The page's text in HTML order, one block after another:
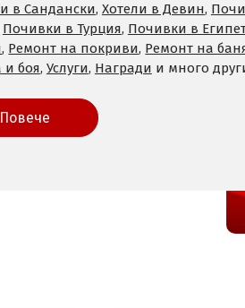
в Сандански, Хотели в Девин,
Почивки в Турция, Почивки в
, Ремонт на покриви, Ремонт на
боя, Услуги, Награди и много
Повече